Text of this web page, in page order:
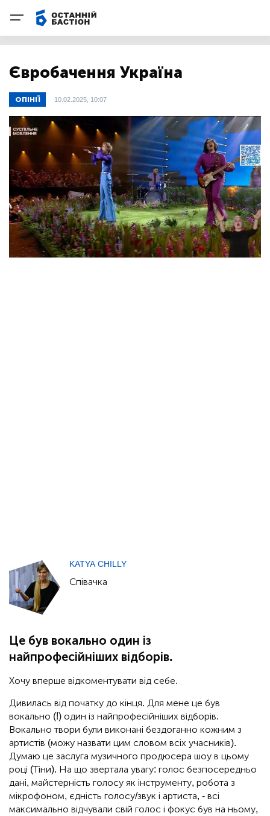
Євробачення Україна
ОПІНІЇ 10.02.2025, 10:07
Це був вокально один із
найпрофесійніших відборів.
KATYA CHILLY
Співачка
Хочу вперше відкоментувати від себе.
Дивилась від початку до кінця. Для мене це був
вокально (!) один із найпрофесійніших відборів.
Вокально твори були виконані бездоганно кожним з
артистів (можу назвати цим словом всіх учасників).
Думаю це заслуга музичного продюсера шоу в цьому
році (Тіни). На що звертала увагу: голос безпосередньо
дані, майстерність голосу як інструменту, робота з
мікрофоном, єдність голосу/звук і артиста, - всі
максимально відчували свій голос і фокус був на ньому,